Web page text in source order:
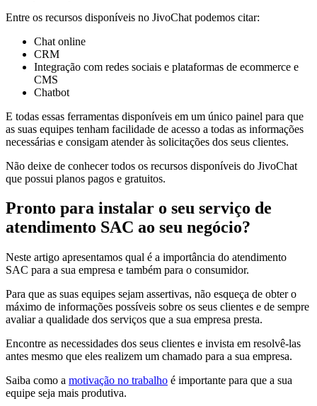
Entre os recursos disponíveis no JivoChat podemos citar:
Chat online
CRM
Integração com redes sociais e plataformas de ecommerce e
CMS
Chatbot
E todas essas ferramentas disponíveis em um único painel para que
as suas equipes tenham facilidade de acesso a todas as informações
necessárias e consigam atender às solicitações dos seus clientes.
Não deixe de conhecer todos os recursos disponíveis do JivoChat
que possui planos pagos e gratuitos.
Pronto para instalar o seu serviço de
atendimento SAC ao seu negócio?
Neste artigo apresentamos qual é a importância do atendimento
SAC para a sua empresa e também para o consumidor.
Para que as suas equipes sejam assertivas, não esqueça de obter o
máximo de informações possíveis sobre os seus clientes e de sempre
avaliar a qualidade dos serviços que a sua empresa presta.
Encontre as necessidades dos seus clientes e invista em resolvê-las
antes mesmo que eles realizem um chamado para a sua empresa.
Saiba como a motivação no trabalho é importante para que a sua
equipe seja mais produtiva.